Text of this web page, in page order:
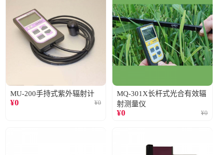
MU-200手持式紫外辐射计
¥0 ¥0
MQ-301X长杆式光合有效辐
射测量仪
¥0 ¥0